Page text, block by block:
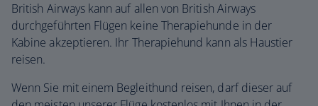
British Airways kann auf allen von British Airways
durchgeführten Flügen keine Therapiehunde in der
Kabine akzeptieren. Ihr Therapiehund kann als Haustier
reisen.
Wenn Sie mit einem Begleithund reisen, darf dieser auf